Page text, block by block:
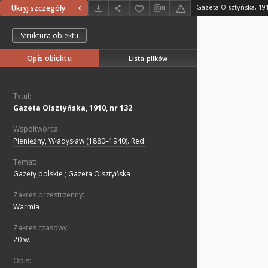
Ukryj szczegóły Gazeta Olsztyńska,
Struktura obiektu
Opis obiektu Lista plików
Tytuł:
Gazeta Olsztyńska, 1910, nr 132
Współtwórca:
Pieniężny, Władysław (1880–1940). Red.
Temat:
Gazety polskie ; Gazeta Olsztyńska
Zakres przestrzenny:
Warmia
Zakres czasowy:
20 w.
Opis: